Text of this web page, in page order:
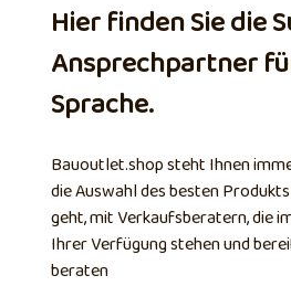
Hier finden Sie die
Ansprechpartner
Sprache.
Bauoutlet.shop steht Ihnen
die Auswahl des besten
geht, mit Verkaufsberatern, die
Ihrer Verfügung stehen und
beraten